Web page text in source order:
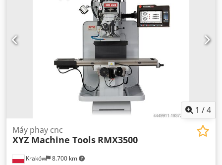
1 /4
Kraków 8.700 km
Máy phay cnc
XYZ Machine Tools RMX3500